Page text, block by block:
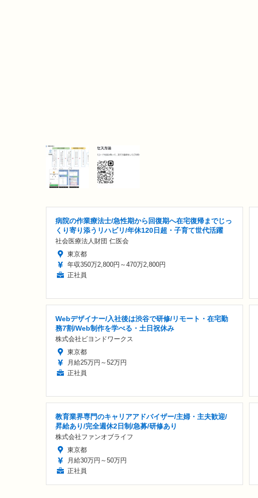
病院の作業療法士/急性期から回復期へ在宅復帰までじっ
くり寄り添うリハビリ/年休120日超・子育て世代活躍
社会医療法人財団 仁医会
東京都
年収350万2,800円～470万2,800円
正社員
Webデザイナー/入社後は渋谷で研修/リモート・在宅勤
務7割/Web制作を学べる・土日祝休み
株式会社ビヨンドワークス
東京都
月給25万円～52万円
正社員
教育業界専門のキャリアアドバイザー/主婦・主夫歓迎/
昇給あり/完全週休2日制/急募/研修あり
株式会社ファンオブライフ
東京都
月給30万円～50万円
正社員